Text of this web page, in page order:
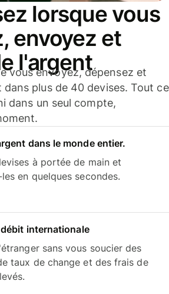
lorsque vous
envoyez et
l'argent
vous envoyez, dépensez et
plus de 40 devises. Tout ce
dans un seul compte,
dans le monde entier.
à portée de main et
en quelques secondes.
internationale
sans vous soucier des
taux de change et des frais de